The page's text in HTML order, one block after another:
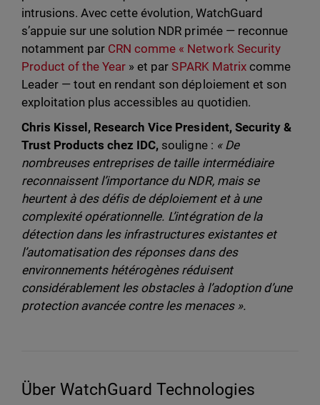
intrusions. Avec cette évolution, WatchGuard
s’appuie sur une solution NDR primée — reconnue
notamment par CRN comme « Network Security
Product of the Year » et parSPARK Matrixcomme
Leader — tout en rendant son déploiement et son
exploitation plus accessibles au quotidien.
Chris Kissel, Research Vice President, Security &
Trust Products chez IDC, souligne : « De
nombreuses entreprises de taille intermédiaire
reconnaissent l’importance du NDR, mais se
heurtent à des défis de déploiement et à une
complexité opérationnelle. L’intégration de la
détection dans les infrastructures existantes et
l’automatisation des réponses dans des
environnements hétérogènes réduisent
considérablement les obstacles à l’adoption d’une
protection avancée contre les menaces ».
Über WatchGuard Technologies